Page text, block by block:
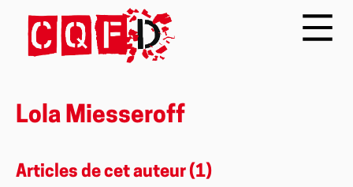
Lola Miesseroff
Articles de cet auteur (1)